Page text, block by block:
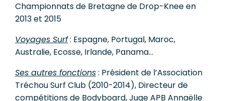
Championnats de Bretagne de Drop-Knee en
2013 et 2015
Voyages Surf: Espagne, Portugal, Maroc,
Australie, Ecosse, Irlande, Panama…
Ses autres fonctions: Président de l’Association
Tréchou Surf Club (2010-2014), Directeur de
compétitions de Bodyboard, Juge APB Annaëlle